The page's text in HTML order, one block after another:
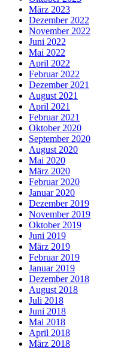
März 2023
Dezember 2022
November 2022
Juni 2022
Mai 2022
April 2022
Februar 2022
Dezember 2021
August 2021
April 2021
Februar 2021
Oktober 2020
September 2020
August 2020
Mai 2020
März 2020
Februar 2020
Januar 2020
Dezember 2019
November 2019
Oktober 2019
Juni 2019
März 2019
Februar 2019
Januar 2019
Dezember 2018
August 2018
Juli 2018
Juni 2018
Mai 2018
April 2018
März 2018